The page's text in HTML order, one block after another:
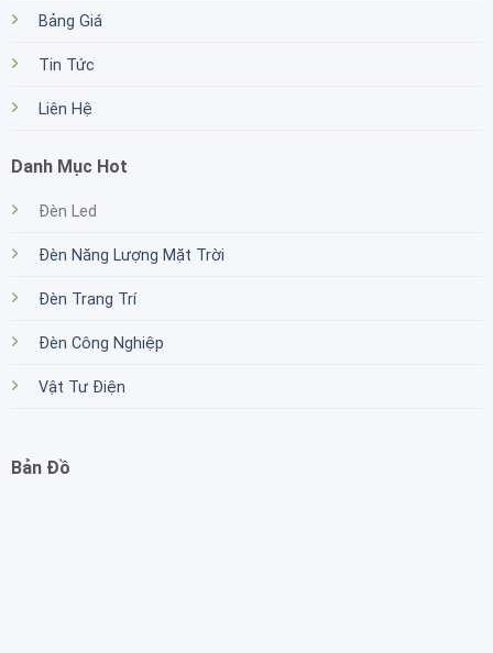
Bảng Giá
Tin Tức
Liên Hệ
Danh Mục Hot
Đèn Led
Đèn Năng Lượng Mặt Trời
Đèn Trang Trí
Đèn Công Nghiệp
Vật Tư Điện
Bản Đồ